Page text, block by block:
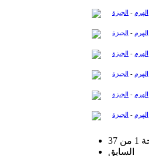
الهرم - الجيزة
الهرم - الجيزة
الهرم - الجيزة
الهرم - الجيزة
الهرم - الجيزة
الهرم - الجيزة
37
السابق